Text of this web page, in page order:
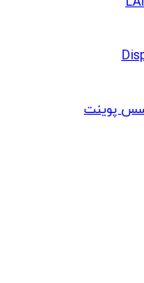
پوینت